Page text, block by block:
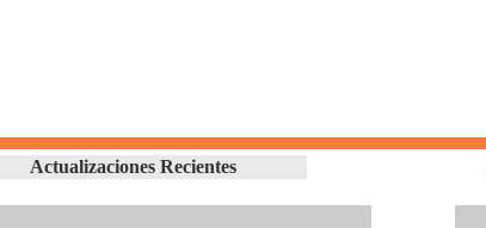
Actualizaciones Recientes